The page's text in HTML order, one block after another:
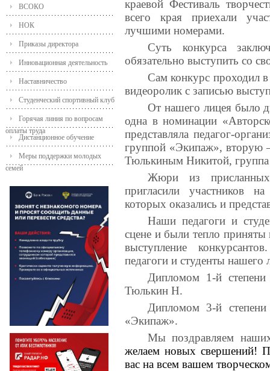
ВСОКО
НОК
Приказы директора
Инновационная деятельность
Наставничество
Студенческий спортивный клуб
Горячая линия по вопросам
оплаты труда
Дистанционное обучение
Меры поддержки молодых
семей
краевой Фестиваль
всего края приехали
лучшими номерами.
Суть конкурса
обязательно выступить со
Сам конкурс проходил
видеоролик с записью
От нашего лицея было
одна в номинации
представляла педагог-
группой «Экипаж», вторую
Тюлькиным Никитой,
Жюри из
пригласили участников
которых оказались и
Наши педагоги и
сцене и были тепло
выступление
педагоги и студенты нашего
Дипломом 1-й
Тюлькин Н.
Дипломом 3-й
«Экипаж».
Мы поздравляем
желаем новых свершений!
вас на всем вашем